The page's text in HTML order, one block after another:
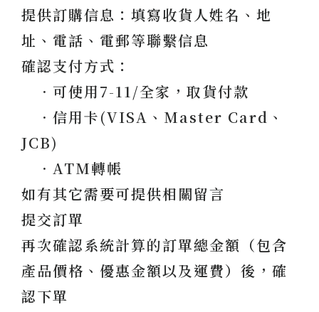
提供訂購信息：填寫收貨人姓名、地
址、電話、電郵等聯繫信息
確認支付方式：
．可使用7-11/全家，取貨付款
．信用卡(VISA、Master Card、
JCB)
．ATM轉帳
如有其它需要可提供相關留言
提交訂單
再次確認系統計算的訂單總金額（包含
產品價格、優惠金額以及運費）後，確
認下單